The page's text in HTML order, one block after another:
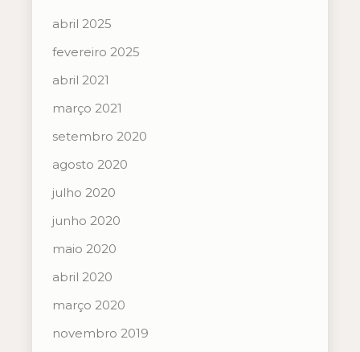
abril 2025
fevereiro 2025
abril 2021
março 2021
setembro 2020
agosto 2020
julho 2020
junho 2020
maio 2020
abril 2020
março 2020
novembro 2019